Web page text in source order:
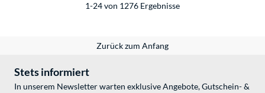
1-24 von 1276 Ergebnisse
Zurück zum Anfang
Stets informiert
In unserem Newsletter warten exklusive Angebote, Gutschein- &